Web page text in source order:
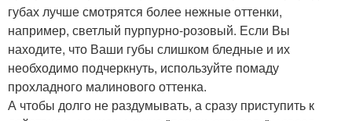
губах лучше смотрятся более нежные оттенки,
например, светлый пурпурно-розовый. Если Вы
находите, что Ваши губы слишком бледные и их
необходимо подчеркнуть, используйте помаду
прохладного малинового оттенка.
А чтобы долго не раздумывать, а сразу приступить к